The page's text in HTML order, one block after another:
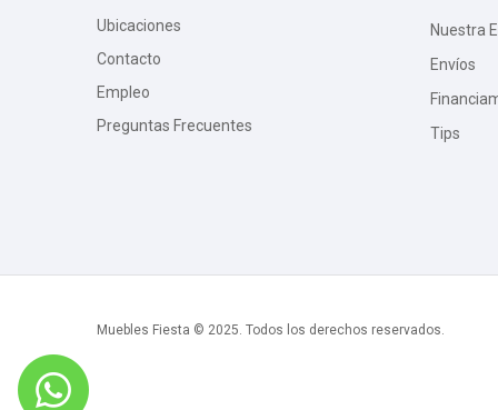
Ubicaciones
Contacto
Empleo
Preguntas Frecuentes
Nuestra
Envíos
Tips
Muebles Fiesta © 2025. Todos los derechos reservados.